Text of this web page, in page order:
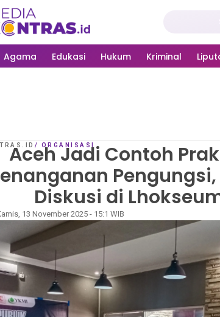
Agama Edukasi Hukum Kriminal
/ ORGANISASI
Aceh Jadi Contoh
Pengungsi,
Diskusi di
13 November 2025 - 15:1 WIB